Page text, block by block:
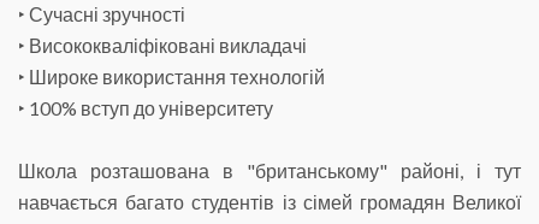
‣ Сучасні зручності
‣ Висококваліфіковані викладачі
‣ Широке використання технологій
‣ 100% вступ до університету
Школа розташована в "британському" районі, і тут
навчається багато студентів із сімей громадян Великої